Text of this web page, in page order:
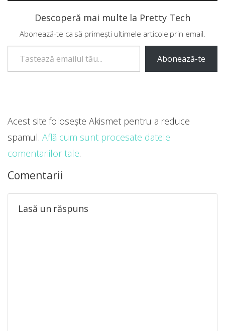
Descoperă mai multe la Pretty Tech
Abonează-te ca să primești ultimele articole prin email.
Tastează emailul tău...
Abonează-te
Comentarii
Lasă un răspuns
Acest site folosește Akismet pentru a reduce
spamul. Află cum sunt procesate datele
comentariilor tale.